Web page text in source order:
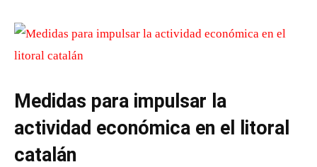
Medidas para impulsar la
actividad económica en el litoral
catalán